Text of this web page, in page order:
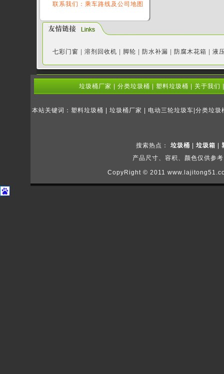
联系我们：乘车路线及公司地图
七彩门窗 溶剂回收机 脚轮 防水补漏 防腐木花箱 液
垃圾桶厂家 分类垃圾桶 塑料垃圾桶 关于我们
本站关键词：塑料垃圾桶 | 垃圾桶厂家 | 电动三轮垃圾车|分类垃
搜索热点：垃圾桶 |垃圾箱 |
产品尺寸、容积、颜色仅供参
CopyRight © 2011